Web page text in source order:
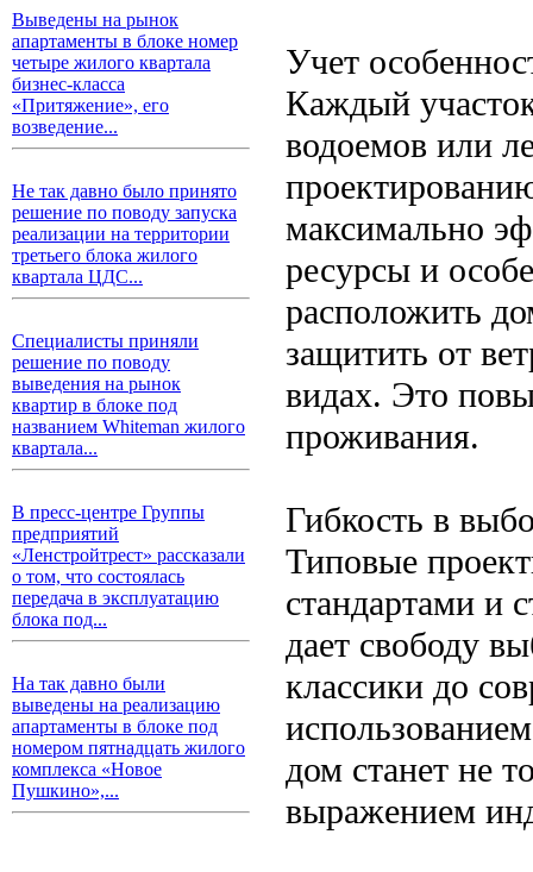
Выведены на рынок
апартаменты в блоке номер
четыре жилого квартала
бизнес-класса
«Притяжение», его
возведение...
Не так давно было принято
решение по поводу запуска
реализации на территории
третьего блока жилого
квартала ЦДС...
Специалисты приняли
решение по поводу
выведения на рынок
квартир в блоке под
названием Whiteman жилого
квартала...
В пресс-центре Группы
предприятий
«Ленстройтрест» рассказали
о том, что состоялась
передача в эксплуатацию
блока под...
На так давно были
выведены на реализацию
апартаменты в блоке под
номером пятнадцать жилого
комплекса «Новое
Пушкино»,...
Учет
Каждый
водоемов или
максимально
ресурсы и
расположить
защитить от
видах. Это
проживания.
Гибкость в
Типовые
стандартами и
дает свободу
классики до
дом станет не
выражением